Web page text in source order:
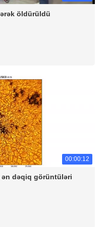
öldürüldü
00:00:12
dəqiq görüntüləri